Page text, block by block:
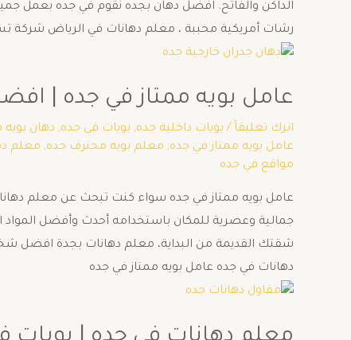
الداكن والفاتح. افضل دهان بجده نقوم في جده بعمل
رشات أمريكية محببة ، معلم دهانات في الرياض شركة
عامل بويه ممتاز في جده | افضل
اترك تعليقاً / بويات داخلية جده, بويات في جده, دهان بويه
عامل بويه ممتاز في جده, معلم بويه محترف جده, معلم
مواقع في جده
عامل بويه ممتاز في جده سواء كنت تبحث عن معلم
جمالية وعصرية للمكان باستخدامه أحدث وأفضل
شقتك القديمة من البداية، معلم دهانات بجدة افضل
دهانات في جده عامل بويه ممتاز في جده